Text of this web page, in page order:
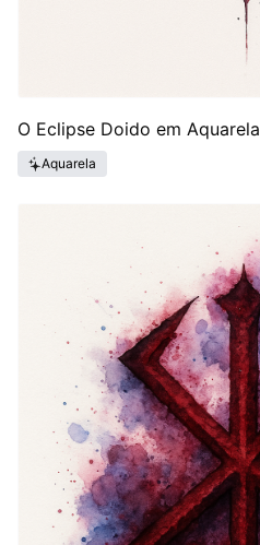
O Eclipse Doido em Aquarela
Aquarela